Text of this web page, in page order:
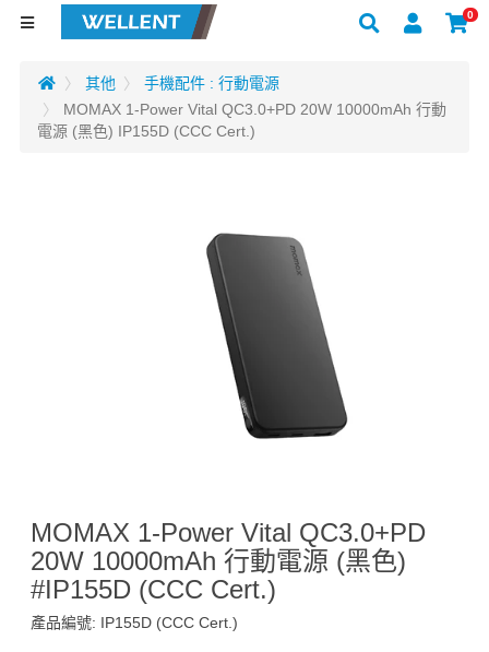
0
其他
手機配件 : 行動電源
MOMAX 1-Power Vital QC3.0+PD 20W 10000mAh 行動
電源 (黑色) IP155D (CCC Cert.)
MOMAX 1-Power Vital QC3.0+PD
20W 10000mAh 行動電源 (黑色)
#IP155D (CCC Cert.)
產品編號: IP155D (CCC Cert.)